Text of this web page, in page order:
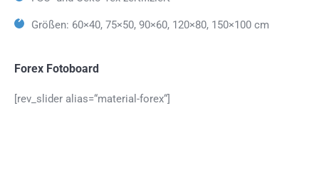
Größen: 60×40, 75×50, 90×60, 120×80, 150×100 cm
Forex Fotoboard
[rev_slider alias=“material-forex“]